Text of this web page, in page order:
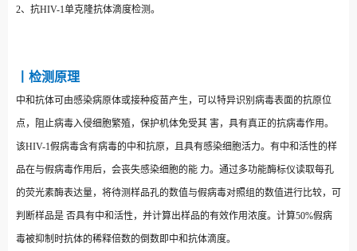
2、抗HIV-1单克隆抗体滴度检测。
丨检测原理
中和抗体可由感染病原体或接种疫苗产生，可以特异识别病毒表面的抗原位
点，阻止病毒入侵细胞繁殖，保护机体免受其 害，具有真正的抗病毒作用。
该HIV-1假病毒含有病毒的中和抗原，且具有感染细胞活力。有中和活性的样
品在与假病毒作用后，会丧失感染细胞的能 力。通过多功能酶标仪读取每孔
的荧光素酶表达量，将待测样品孔的数值与假病毒对照组的数值进行比较，可
判断样品是 否具有中和活性，并计算出样品的有效作用浓度。计算50%假病
毒被抑制时抗体的稀释倍数的倒数即中和抗体滴度。